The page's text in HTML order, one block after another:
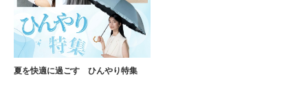
夏を快適に過ごす ひんやり特集